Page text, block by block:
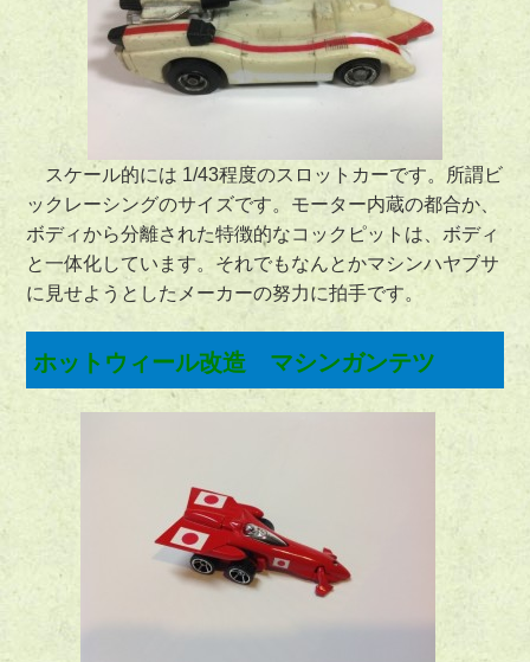
スケール的には 1/43程度のスロットカーです。所謂ビ
ックレーシングのサイズです。モーター内蔵の都合か、
ボディから分離された特徴的なコックピットは、ボディ
と一体化しています。それでもなんとかマシンハヤブサ
に見せようとしたメーカーの努力に拍手です。
ホットウィール改造 マシンガンテツ